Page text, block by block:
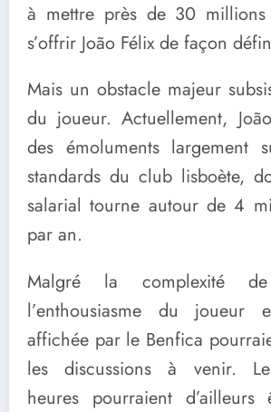
à mettre près de 30 millions
s’offrir João Félix de façon
Mais un obstacle majeur
du joueur. Actuellement,
des émoluments largement
standards du club lisboète,
salarial tourne autour de 4
par an.
Malgré la complexité de
l’enthousiasme du joueur
affichée par le Benfica
les discussions à venir.
heures pourraient d’ailleurs